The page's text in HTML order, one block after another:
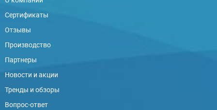
Сертификаты
Отзывы
Производство
Партнеры
Новости и акции
Тренды и обзоры
Вопрос-ответ